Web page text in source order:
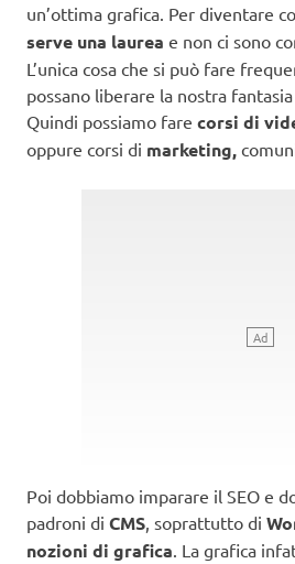
un’ottima grafica. Per diventare
serve una laurea e non ci sono
L’unica cosa che si può fare
possano liberare la nostra
Quindi possiamo fare corsi di
oppure corsi di marketing,
Poi dobbiamo imparare il SEO e
padroni di CMS , soprattutto di
nozioni di grafica . La grafica